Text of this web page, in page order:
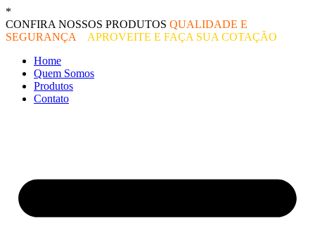
Ir
para
o
*
CONFIRA NOSSOS PRODUTOS QUALIDADE E
SEGURANÇA
APROVEITE E FAÇA SUA COTAÇÃO
Home
Quem Somos
Produtos
Contato